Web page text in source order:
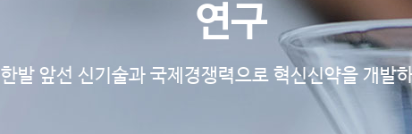
공시정보
IR 게시판
연구
한발 앞선 신기술과 국제경쟁력으로 혁신신약을 개발